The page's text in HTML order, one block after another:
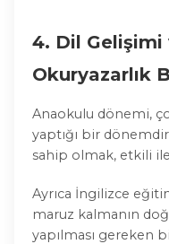
4. Dil Gelişimi
Okuryazarlık
Anaokulu dönemi,
yaptığı bir
sahip olmak, etkili
saatleri, şarkılar,
karşılıklı
Ayrıca İngilizce
maruz kalmanın
yapılması gereken